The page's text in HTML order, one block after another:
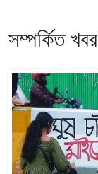
সম্পর্কিত খবর